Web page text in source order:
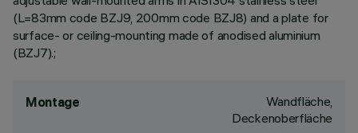
(L=83mm code BZJ9, 200mm code BZJ8) and a plate for
surface- or ceiling-mounting made of anodised aluminium
(BZJ7).;
Montage
Wandfläche,
Deckenoberfläche